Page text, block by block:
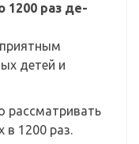
1200 раз де-
детей и
в 1200 раз.